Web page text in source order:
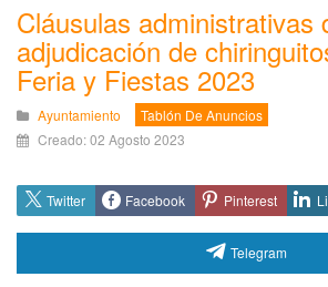
Cláusulas administrativas
adjudicación de
Feria y Fiestas 2023
Ayuntamiento
Tablón De Anuncios
Creado: 02 Agosto 2023
Twitter Facebook Pinterest
Telegram